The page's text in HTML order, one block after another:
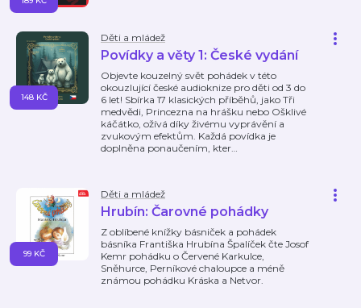
Děti a mládež
Povídky a věty 1: České vydání
Objevte kouzelný svět pohádek v této
okouzlující české audioknize pro děti od 3 do
6 let! Sbírka 17 klasických příběhů, jako Tři
medvědi, Princezna na hrášku nebo Ošklivé
káčátko, ožívá díky živému vyprávění a
zvukovým efektům. Každá povídka je
doplněna ponaučením, kter…
148 KČ
Děti a mládež
Hrubín: Čarovné pohádky
Z oblíbené knížky básniček a pohádek
básníka Františka Hrubína Špalíček čte Josof
Kemr pohádku o Červené Karkulce,
Sněhurce, Perníkové chaloupce a méně
známou pohádku Kráska a Netvor.
99 KČ